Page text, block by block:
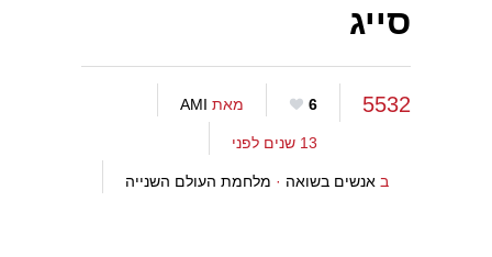
סייג
5532
6 מאת AMI
13 שנים לפני
ב אנשים בשואה · מלחמת העולם השנייה